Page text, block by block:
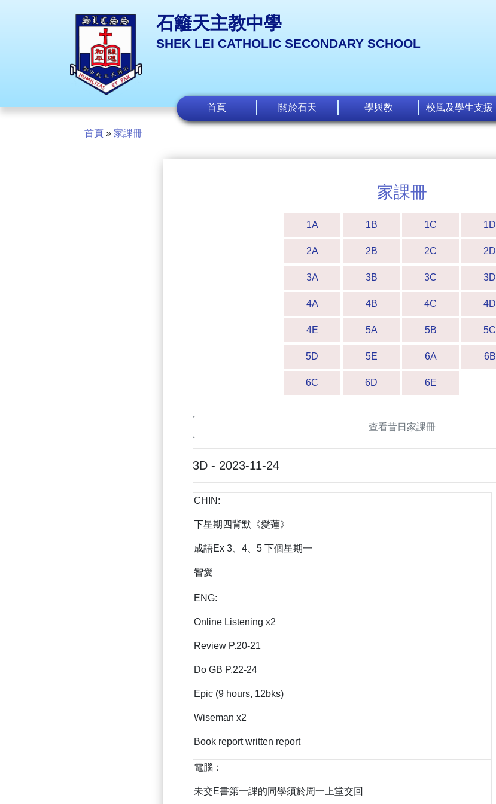
石籬天主教中學
SHEK LEI CATHOLIC SECONDARY SCHOOL
首頁 關於石天 學與教 校風及學生支援
首頁 » 家課冊
家課冊
1A 1B 1C 1D
2A 2B 2C 2D
3A 3B 3C 3D
4A 4B 4C 4D
4E 5A 5B 5C
5D 5E 6A 6B
6C 6D 6E
查看昔日家課冊
3D - 2023-11-24
CHIN:
下星期四背默《愛蓮》
成語Ex 3、4、5 下個星期一
智愛
ENG:
Online Listening x2
Review P.20-21
Do GB P.22-24
Epic (9 hours, 12bks)
Wiseman x2
Book report written report
電腦：
未交E書第一課的同學須於周一上堂交回